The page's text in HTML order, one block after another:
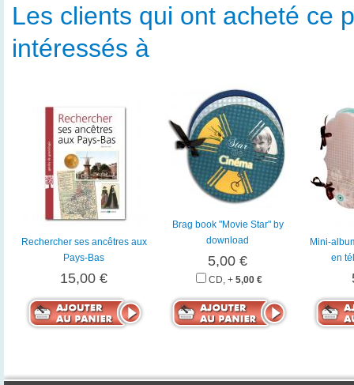
Les clients qui ont acheté ce
intéressés à
Rechercher ses ancêtres aux
Pays-Bas
15,00 €
Brag book "Movie Star" by
download
5,00 €
CD, + 5,00 €
Mini-
en